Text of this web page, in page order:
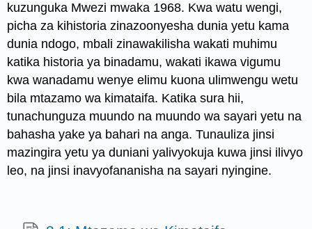
kuzunguka Mwezi mwaka 1968. Kwa watu wengi,
picha za kihistoria zinazoonyesha dunia yetu kama
dunia ndogo, mbali zinawakilisha wakati muhimu
katika historia ya binadamu, wakati ikawa vigumu
kwa wanadamu wenye elimu kuona ulimwengu wetu
bila mtazamo wa kimataifa. Katika sura hii,
tunachunguza muundo na muundo wa sayari yetu na
bahasha yake ya bahari na anga. Tunauliza jinsi
mazingira yetu ya duniani yalivyokuja kuwa jinsi ilivyo
leo, na jinsi inavyofananisha na sayari nyingine.